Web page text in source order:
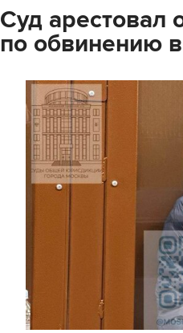
Суд арестовал
по обвинению